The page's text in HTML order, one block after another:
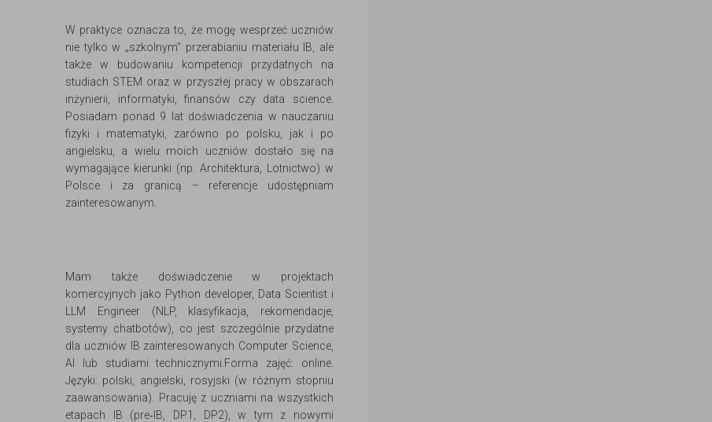
W praktyce oznacza to, że mogę wesprzeć uczniów
nie tylko w „szkolnym” przerabianiu materiału IB, ale
także w budowaniu kompetencji przydatnych na
studiach STEM oraz w przyszłej pracy w obszarach
inżynierii, informatyki, finansów czy data science.​
Posiadam ponad 9 lat doświadczenia w nauczaniu
fizyki i matematyki, zarówno po polsku, jak i po
angielsku, a wielu moich uczniów dostało się na
wymagające kierunki (np. Architektura, Lotnictwo) w
Polsce i za granicą – referencje udostępniam
zainteresowanym.
Mam także doświadczenie w projektach
komercyjnych jako Python developer, Data Scientist i
LLM Engineer (NLP, klasyfikacja, rekomendacje,
systemy chatbotów), co jest szczególnie przydatne
dla uczniów IB zainteresowanych Computer Science,
AI lub studiami technicznymi.​Forma zajęć: online.
Języki: polski, angielski, rosyjski (w różnym stopniu
zaawansowania). Pracuję z uczniami na wszystkich
etapach IB (pre‑IB, DP1, DP2), w tym z nowymi